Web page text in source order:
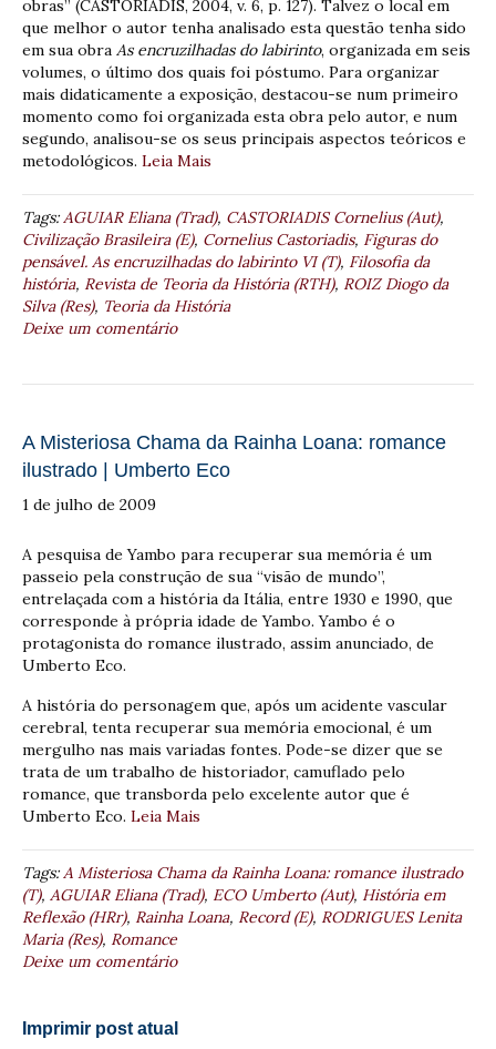
obras” (CASTORIADIS, 2004, v. 6, p. 127). Talvez o local em
que melhor o autor tenha analisado esta questão tenha sido
em sua obra As encruzilhadas do labirinto, organizada em seis
volumes, o último dos quais foi póstumo. Para organizar
mais didaticamente a exposição, destacou-se num primeiro
momento como foi organizada esta obra pelo autor, e num
segundo, analisou-se os seus principais aspectos teóricos e
metodológicos. Leia Mais
Tags:AGUIAR Eliana (Trad), CASTORIADIS Cornelius (Aut),
Civilização Brasileira (E), Cornelius Castoriadis, Figuras do
pensável. As encruzilhadas do labirinto VI (T), Filosofia da
história, Revista de Teoria da História (RTH), ROIZ Diogo da
Silva (Res), Teoria da História
Deixe um comentário
A Misteriosa Chama da Rainha Loana: romance
ilustrado | Umberto Eco
1 de julho de 2009
A pesquisa de Yambo para recuperar sua memória é um
passeio pela construção de sua “visão de mundo”,
entrelaçada com a história da Itália, entre 1930 e 1990, que
corresponde à própria idade de Yambo. Yambo é o
protagonista do romance ilustrado, assim anunciado, de
Umberto Eco.
A história do personagem que, após um acidente vascular
cerebral, tenta recuperar sua memória emocional, é um
mergulho nas mais variadas fontes. Pode-se dizer que se
trata de um trabalho de historiador, camuflado pelo
romance, que transborda pelo excelente autor que é
Umberto Eco. Leia Mais
Tags:A Misteriosa Chama da Rainha Loana: romance ilustrado
(T), AGUIAR Eliana (Trad), ECO Umberto (Aut), História em
Reflexão (HRr), Rainha Loana, Record (E), RODRIGUES Lenita
Maria (Res), Romance
Deixe um comentário
Imprimir post atual